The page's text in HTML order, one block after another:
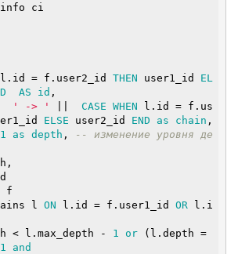
ci
l.id = f.user2_id THEN user1_id EL
AS id ,
' -> ' CASE WHEN l.id = f.us
ELSE user2_id END as chain ,
1 as depth ,
-- изменение уровня де
f
l ON l.id = f.user1_id OR l.i
< l.max_depth - 1 or (l.depth =
1
and